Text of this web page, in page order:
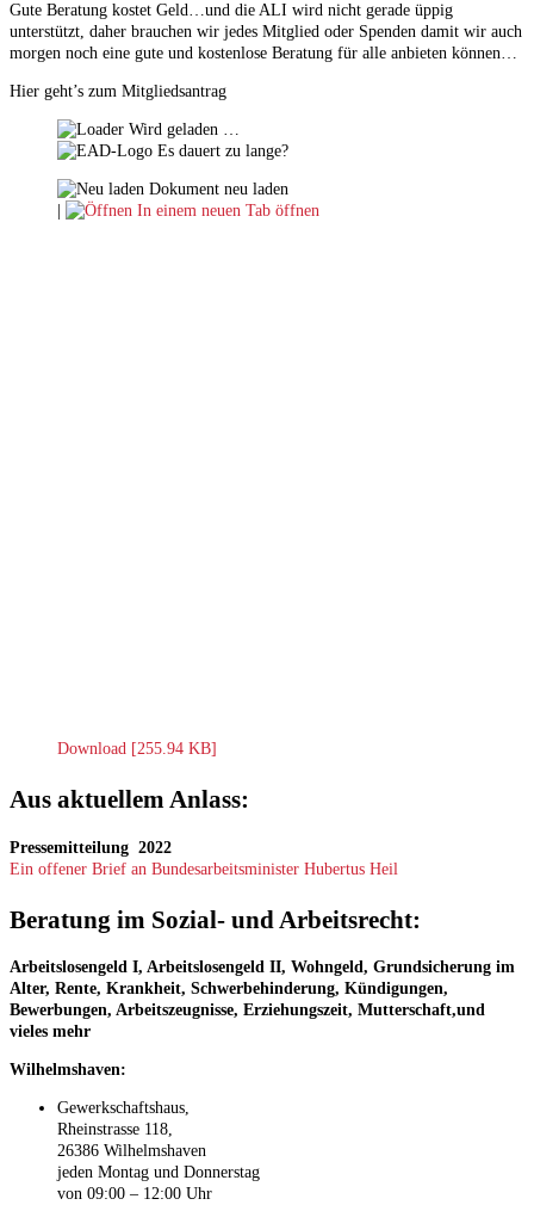
Gute Beratung kostet Geld…und die ALI wird nicht gerade üppig
unterstützt, daher brauchen wir jedes Mitglied oder Spenden damit wir auch
morgen noch eine gute und kostenlose Beratung für alle anbieten können…
Hier geht’s zum Mitgliedsantrag
Wird geladen …
Es dauert zu lange?
Dokument neu laden
In einem neuen Tab öffnen
Download [255.94 KB]
Aus aktuellem Anlass:
Pressemitteilung 2022
Ein offener Brief an Bundesarbeitsminister Hubertus Heil
Beratung im Sozial- und Arbeitsrecht:
Arbeitslosengeld I, Arbeitslosengeld II, Wohngeld, Grundsicherung im
Alter, Rente, Krankheit, Schwerbehinderung, Kündigungen,
Bewerbungen, Arbeitszeugnisse, Erziehungszeit, Mutterschaft,und
vieles mehr
Wilhelmshaven:
Gewerkschaftshaus,
Rheinstrasse 118,
26386 Wilhelmshaven
jeden Montag und Donnerstag
von 09:00 – 12:00 Uhr